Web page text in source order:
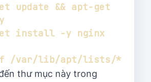
update && apt-get
install -y nginx
thư mục này trong